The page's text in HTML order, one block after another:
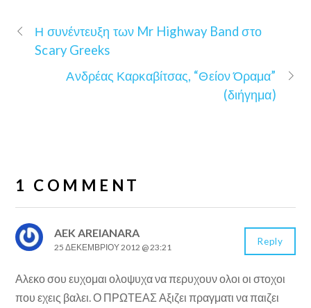
Η συνέντευξη των Mr Highway Band στο
Scary Greeks
Ανδρέας Καρκαβίτσας, “Θείον Όραμα”
(διήγημα)
1 COMMENT
AEK AREIANARA
25 ΔΕΚΕΜΒΡΊΟΥ 2012 @ 23:21
Αλεκο σου ευχομαι ολοψυχα να περυχουν ολοι οι στοχοι
που εχεις βαλει. Ο ΠΡΩΤΕΑΣ Αξιζει πραγματι να παιζει
Reply